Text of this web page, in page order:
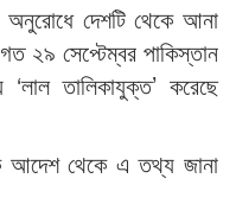
অনুরোধে দেশটি থেকে আনা
২৯ সেপ্টেম্বর পাকিস্তান
তালিকাযুক্ত’ করেছে
আদেশ থেকে এ তথ্য জানা